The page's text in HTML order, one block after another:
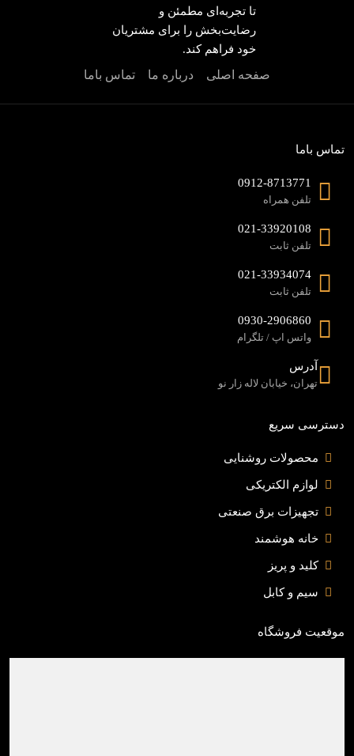
تا تجربه‌ای مطمئن و
رضایت‌بخش را برای مشتریان
خود فراهم کند.
صفحه اصلی
درباره ما تماس باما
تماس باما
0912-8713771
تلفن همراه
021-33920108
تلفن ثابت
021-33934074
تلفن ثابت
0930-2906860
واتس اپ / تلگرام
آدرس
تهران، خیابان لاله زار نو
دسترسی سریع
محصولات روشنایی
لوازم الکتریکی
تجهیزات برق صنعتی
خانه هوشمند
کلید و پریز
سیم و کابل
موقعیت فروشگاه